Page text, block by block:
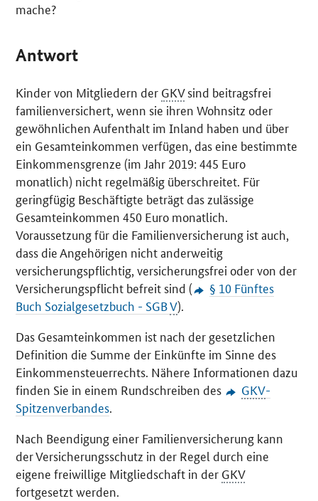
mache?
Antwort
Kinder von Mitgliedern der GKVsind beitragsfrei
familienversichert, wenn sie ihren Wohnsitz oder
gewöhnlichen Aufenthalt im Inland haben und über
ein Gesamteinkommen verfügen, das eine bestimmte
Einkommensgrenze (im Jahr 2019: 445 Euro
monatlich) nicht regelmäßig überschreitet. Für
geringfügig Beschäftigte beträgt das zulässige
Gesamteinkommen 450 Euro monatlich.
Voraussetzung für die Familienversicherung ist auch,
dass die Angehörigen nicht anderweitig
versicherungspflichtig, versicherungsfrei oder von der
Versicherungspflicht befreit sind (
§ 10 Fünftes
Buch Sozialgesetzbuch - SGBV).
Das Gesamteinkommen ist nach der gesetzlichen
Definition die Summe der Einkünfte im Sinne des
Einkommensteuerrechts. Nähere Informationen dazu
finden Sie in einem Rundschreiben des
GKV-
Spitzenverbandes.
Nach Beendigung einer Familienversicherung kann
der Versicherungsschutz in der Regel durch eine
eigene freiwillige Mitgliedschaft in der GKV
fortgesetzt werden.